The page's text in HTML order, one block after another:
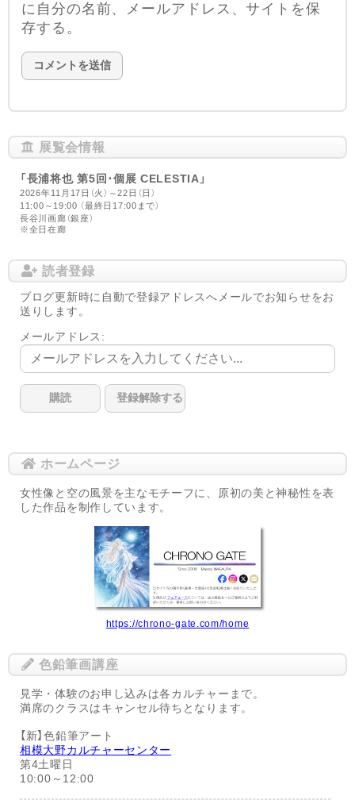
に自分の名前、メールアドレス、サイトを保
存する。
展覧会情報
「長浦将也 第5回･個展 CELESTIA」
2026年11月17日（火）～22日（日）
11:00～19:00 （最終日17:00まで）
長谷川画廊（銀座）
※全日在廊
読者登録
ブログ更新時に自動で登録アドレスへメールでお知らせをお
送りします。
メールアドレス:
ホームページ
女性像と空の風景を主なモチーフに、原初の美と神秘性を表
した作品を制作しています。
https://chrono-gate.com/home
色鉛筆画講座
見学・体験のお申し込みは各カルチャーまで。
満席のクラスはキャンセル待ちとなります。
【新】色鉛筆アート
相模大野カルチャーセンター
第4土曜日
10:00～12:00